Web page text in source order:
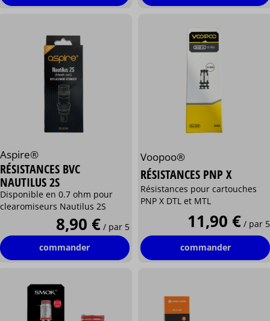
Aspire®
RÉSISTANCES BVC
NAUTILUS 2S
Disponible en 0.7 ohm pour
clearomiseurs Nautilus 2S
8,90 € / par 5
commander
Voopoo®
RÉSISTANCES PNP X
Résistances pour cartouches
PNP X DTL et MTL
11,90 € / par 5
commander